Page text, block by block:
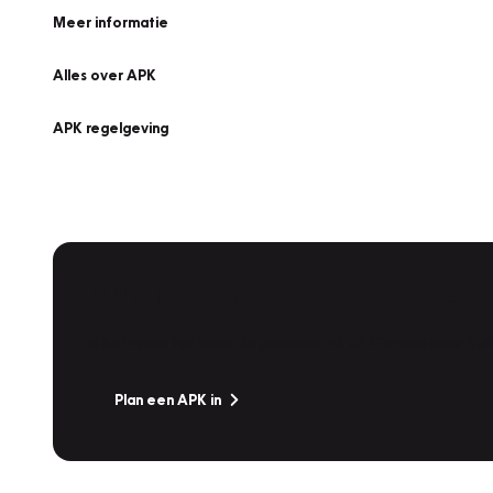
Meer informatie
Alles over APK
APK regelgeving
Plan een APK in